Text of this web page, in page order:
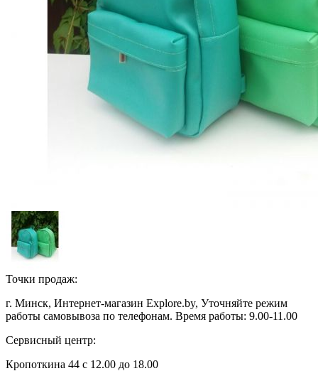
Точки продаж:
г. Минск, Интернет-магазин Explore.by, Уточняйте режим
работы самовывоза по телефонам. Время работы: 9.00-11.00
Сервисный центр:
Кропоткина 44 с 12.00 до 18.00